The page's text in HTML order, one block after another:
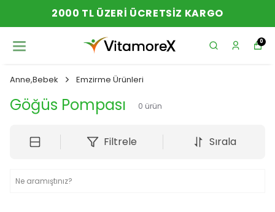
2000 TL ÜZERI ÜCRETSIZ KARGO
0
Anne,Bebek Emzirme Ürünleri
Göğüs Pompası 0 ürün
Filtrele Sırala